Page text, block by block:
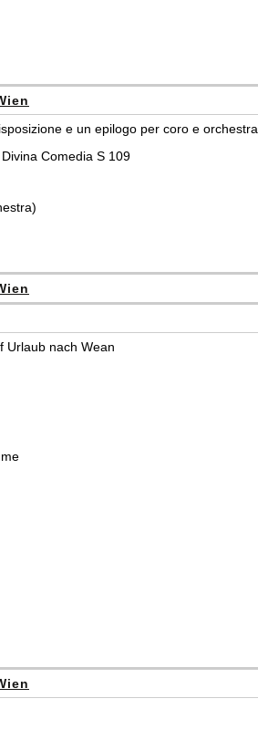
e un epilogo per coro e orchestra
Comedia S 109
Urlaub nach Wean